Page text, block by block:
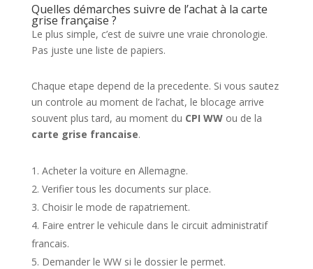
Quelles démarches suivre de l’achat à la carte
grise française ?
Le plus simple, c’est de suivre une vraie chronologie.
Pas juste une liste de papiers.
Chaque etape depend de la precedente. Si vous sautez
un controle au moment de l’achat, le blocage arrive
souvent plus tard, au moment du CPI WWou de la
carte grise francaise.
Acheter la voiture en Allemagne.
Verifier tous les documents sur place.
Choisir le mode de rapatriement.
Faire entrer le vehicule dans le circuit administratif
francais.
Demander le WW si le dossier le permet.